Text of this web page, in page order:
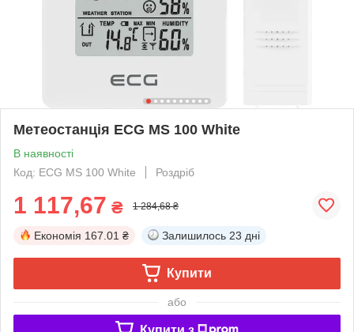
Метеостанція ECG MS 100 White
В наявності
Код: ECG MS 100 White
Роздріб
1 117,67 ₴ 1 284,68 ₴
Економія 167.01 ₴ Залишилось 23 дні
Купити
або